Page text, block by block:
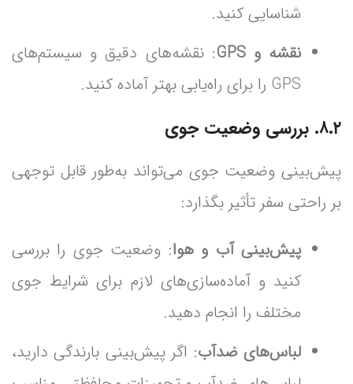
شناسایی کنید.
نقشه و GPS
: نقشه‌های دقیق و سیستم‌های
GPS را برای راه‌یابی بهتر آماده کنید.
۸.۲. بررسی وضعیت جوی
پیش‌بینی وضعیت جوی می‌تواند به‌طور قابل توجهی
بر راحتی سفر تأثیر بگذارد:
پیش‌بینی آب و هوا: وضعیت جوی را بررسی
کنید و آماده‌سازی‌های لازم برای شرایط جوی
مختلف را انجام دهید.
لباس‌های ضدآب: اگر پیش‌بینی بارندگی دارید،